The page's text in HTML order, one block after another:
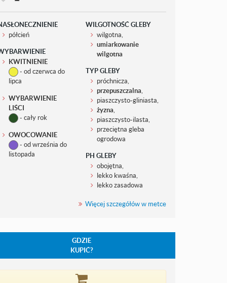
półcień
KWITNIENIE
- od czerwca do
lipca
WYBARWIENIE
LIŚCI
- cały rok
OWOCOWANIE
- od września do
listopada
WILGOTNOŚĆ GLEBY
wilgotna,
umiarkowanie
wilgotna
TYP GLEBY
próchnicza,
przepuszczalna
piaszczysto-gliniasta,
żyzna
piaszczysto-ilasta,
przeciętna gleba
ogrodowa
PH GLEBY
obojętna,
lekko kwaśna,
lekko zasadowa
Więcej szczegółów w metce
GDZIE
KUPIĆ?